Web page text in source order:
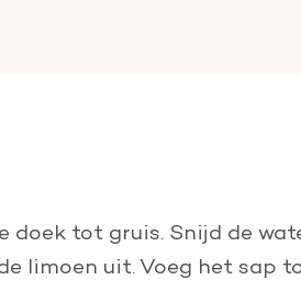
doek tot gruis. Snijd de
limoen uit. Voeg het sap